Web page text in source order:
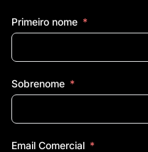
Primeiro nome
Sobrenome
Email Comercial